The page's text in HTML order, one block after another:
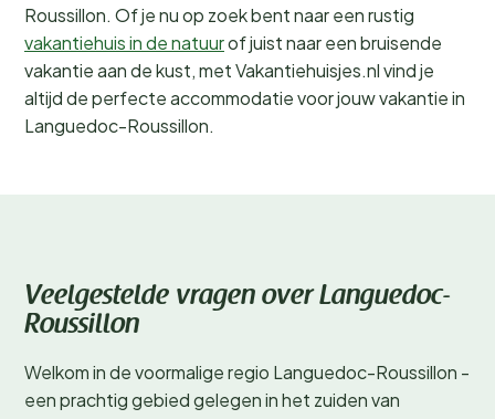
Roussillon. Of je nu op zoek bent naar een rustig
vakantiehuis in de natuurof juist naar een bruisende
vakantie aan de kust, met Vakantiehuisjes.nl vind je
altijd de perfecte accommodatie voor jouw vakantie in
Languedoc-Roussillon.
Veelgestelde vragen over Languedoc-
Roussillon
Welkom in de voormalige regio Languedoc-Roussillon -
een prachtig gebied gelegen in het zuiden van